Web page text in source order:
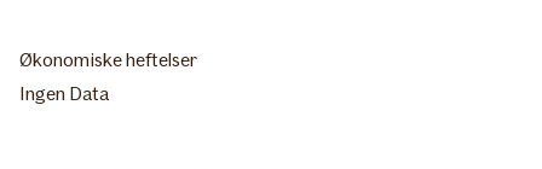
Økonomiske heftelser
Ingen Data